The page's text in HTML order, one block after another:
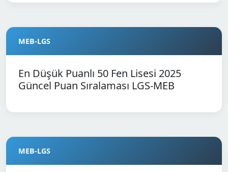
MEB-LGS
En Düşük Puanlı 50 Fen Lisesi 2025
Güncel Puan Sıralaması LGS-MEB
MEB-LGS